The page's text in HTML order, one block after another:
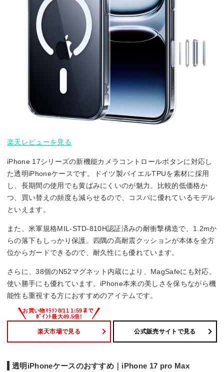
楽天レビューを見る
iPhone 17シリーズの新機能カメラコントロールボタンに対応し
た透明iPhoneケースです。ドイツ製バイエルTPUを素材に採用
し、長期間の使用でも黄ばみにくいのが魅力。比較的低価格か
つ、買い替えの頻度も減らせるので、コスパに優れているモデル
といえます。
また、米軍規格MIL-STD-810H認証済みの耐衝撃構造で、1.2mか
らの落下もしっかり保護。四隅の高耐震クッションが本体を全方
位からガードできるので、耐久性にも優れています。
さらに、38個のN52マグネット内蔵により、MagSafeにも対応。
使い勝手にも優れています。iPhone本来の美しさを保ちながら機
能性も重視する方におすすめのアイテムです。
楽天市場で見る 公式販売サイトで見る
透明iPhoneケースのおすすめ｜iPhone 17 pro Max